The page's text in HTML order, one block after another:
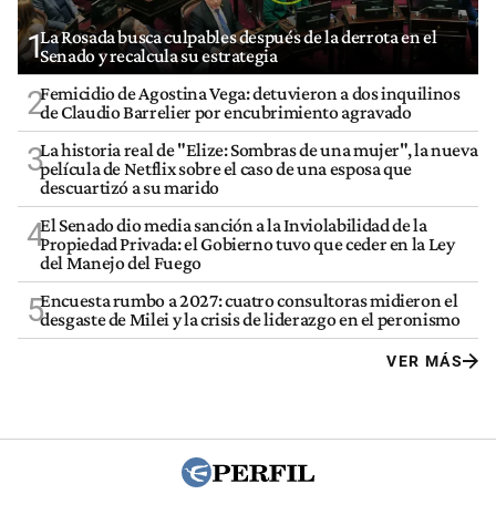
1La Rosada busca culpables después de la derrota en el
Senado y recalcula su estrategia
2Femicidio de Agostina Vega: detuvieron a dos inquilinos
de Claudio Barrelier por encubrimiento agravado
3La historia real de "Elize: Sombras de una mujer", la nueva
película de Netflix sobre el caso de una esposa que
descuartizó a su marido
4El Senado dio media sanción a la Inviolabilidad de la
Propiedad Privada: el Gobierno tuvo que ceder en la Ley
del Manejo del Fuego
5Encuesta rumbo a 2027: cuatro consultoras midieron el
desgaste de Milei y la crisis de liderazgo en el peronismo
VER MÁS